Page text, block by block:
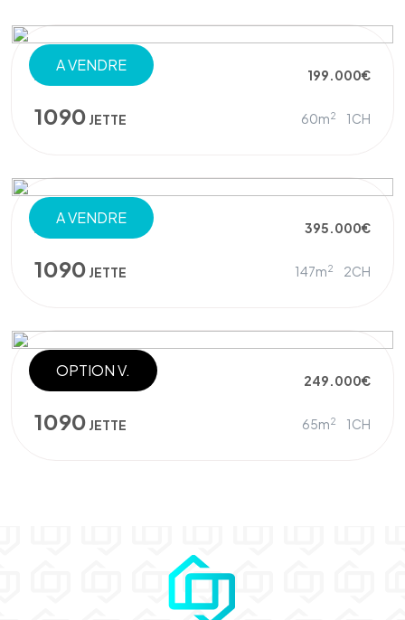
A VENDRE
APPARTEMENT 199.000€
1090 JETTE 60m2 1CH
A VENDRE
APPARTEMENT 395.000€
1090 JETTE 147m2 2CH
OPTION V.
PENTHOUSE 249.000€
1090 JETTE 65m2 1CH